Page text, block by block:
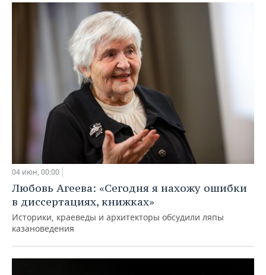
04 июн, 00:00
Любовь Агеева: «Сегодня я нахожу ошибки
в диссертациях, книжках»
Историки, краеведы и архитекторы обсудили ляпы
казановедения